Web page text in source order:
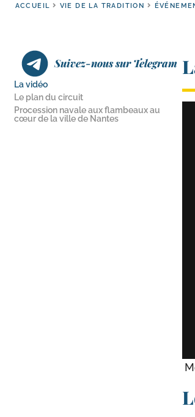
ACCUEIL VIE DE LA TRADITION
Suivez-nous sur Telegram
La vidéo
Le plan du circuit
Procession navale aux flambeaux au
cœur de la ville de Nantes